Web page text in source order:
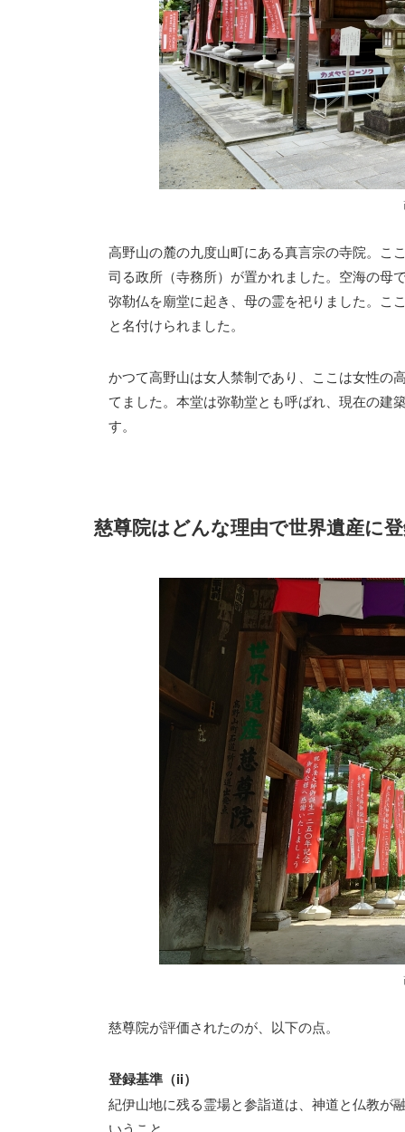
高野山の麓の九度山町にある真言宗の寺院。こ
司る政所（寺務所）が置かれました。空海の母
弥勒仏を廟堂に起き、母の霊を祀りました。こ
と名付けられました。
かつて高野山は女人禁制であり、ここは女性の
てました。本堂は弥勒堂とも呼ばれ、現在の建
す。
慈尊院はどんな理由で世界遺産に
慈尊院が評価されたのが、以下の点。
登録基準（ii）
紀伊山地に残る霊場と参詣道は、神道と仏教が
いうこと。